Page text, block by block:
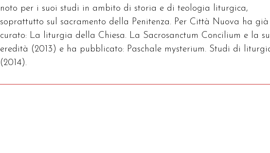
noto per i suoi studi in ambito di storia e di teologia liturgica,
soprattutto sul sacramento della Penitenza. Per Città Nuova ha già
curato: La liturgia della Chiesa. La Sacrosanctum Concilium e la
eredità (2013) e ha pubblicato: Paschale mysterium. Studi di
(2014).